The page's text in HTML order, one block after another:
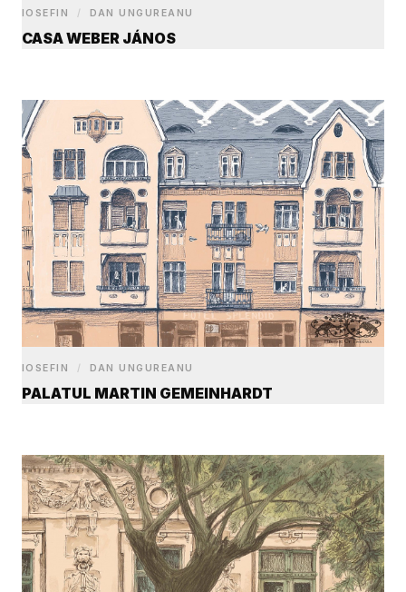
IOSEFIN / DAN UNGUREANU
CASA WEBER JÁNOS
IOSEFIN / DAN UNGUREANU
PALATUL MARTIN GEMEINHARDT